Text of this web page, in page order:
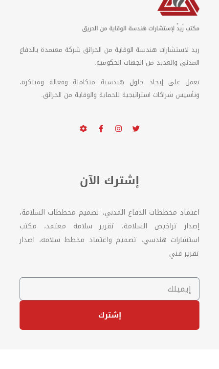
ريد لاستشارات هندسة الوقاية من الحرائق شركة معتمدة بالدفاع
المدني والعديد من الجهات الحكومية.
تعمل على إيجاد حلول هندسية متكاملة وفعالة ومبتكرة،
وتأسيس شراكات استراتيجية للحماية والوقاية من الحرائق.
إشترك الآن
اعتماد مخططات الدفاع المدني، تصميم مخططات السلامة،
إصدار تراخيص السلامة، تقرير سلامة معتمد، مكتب
استشارات هندسي، تصميم واعتماد مخطط سلامة، اصدار
تقرير فني
إشترك